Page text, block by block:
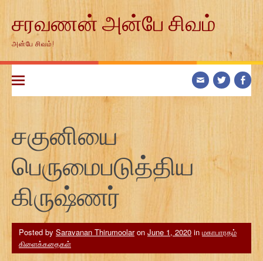
contentசரவணன் அன்பே சிவம்
அன்பே சிவம்!
சகுனியை
பெருமைபடுத்திய
கிருஷ்ணர்
Posted by Saravanan Thirumoolaron June 1, 2020 in மகாபாரதம்
கிளைக்கதைகள்